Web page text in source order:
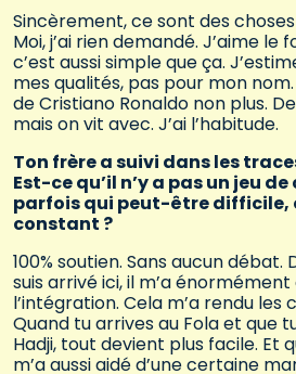
Sincèrement, ce sont des
Moi, j’ai rien demandé. J’aime le
c’est aussi simple que ça.
mes qualités, pas pour mon
de Cristiano Ronaldo non plus.
mais on vit avec. J’ai l’habitude.
Ton frère a suivi dans les
Est-ce qu’il n’y a pas un jeu
parfois qui peut-être difficile,
constant ?
100% soutien. Sans aucun débat.
suis arrivé ici, il m’a
l’intégration. Cela m’a rendu les
Quand tu arrives au Fola et que
Hadji, tout devient plus facile. Et
m’a aussi aidé d’une certaine